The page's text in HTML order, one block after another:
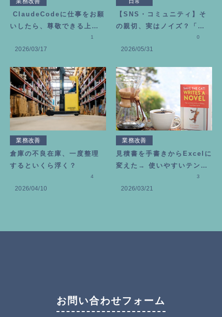
ClaudeCodeに仕事をお願
いしたら、尊敬できる上司
2026/03/17
1
【SNS・コミュニティ】そ
の親切、実はノイズ？「勘
違いギバー」にモヤモヤし
た時の処方箋
2026/05/31
0
業務改善
倉庫の不良在庫、一度整理
するといくら浮く？
2026/04/10
4
業務改善
見積書を手書きからExcelに
変えた→ 使いやすいテンプ
2026/03/21
3
お問い合わせフォーム